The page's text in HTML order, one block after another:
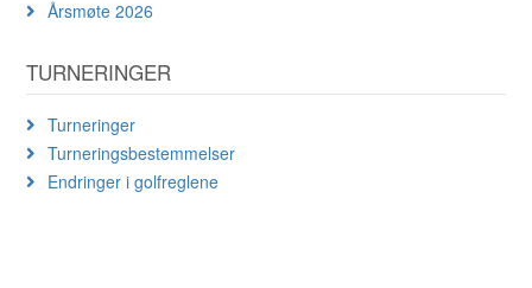
Årsmøte 2026
TURNERINGER
Turneringer
Turneringsbestemmelser
Endringer i golfreglene